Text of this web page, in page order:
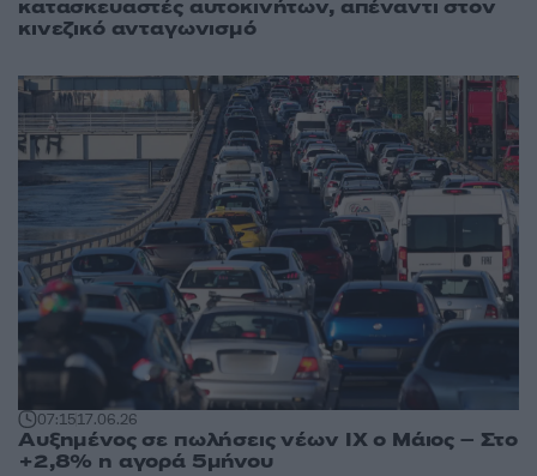
κατασκευαστές αυτοκινήτων, απέναντι στον
κινεζικό ανταγωνισμό
07:1517.06.26
Αυξημένος σε πωλήσεις νέων ΙΧ ο Μάιος – Στο
+2,8% η αγορά 5μήνου